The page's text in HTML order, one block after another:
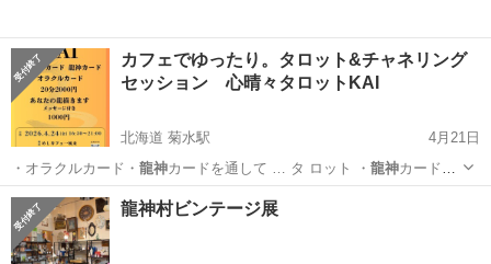
カフェでゆったり。タロット&チャネリング
セッション 心晴々タロットKAI
北海道 菊水駅
4月21日
・オラクルカード・ 龍神 カードを通して … タ ロット ・ 龍神カードか
らのメッセ…
北海道 札幌市 菊水駅
龍神村ビンテージ展